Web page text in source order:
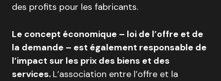
des profits pour les fabricants.
Le concept économique – loi de l’offre et de
la demande – est également responsable de
l’impact sur les prix des biens et des
services. L’association entre l’offre et la